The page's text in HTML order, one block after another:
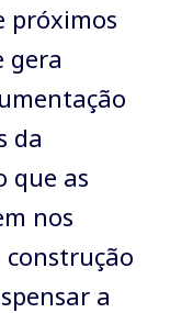
próximos
gera
da
que as
nos
a